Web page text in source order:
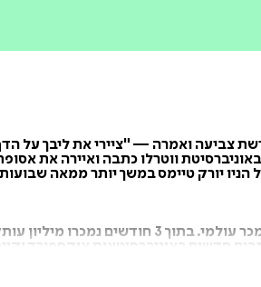
צביעה ואמרה — "ציירי את ליבך על